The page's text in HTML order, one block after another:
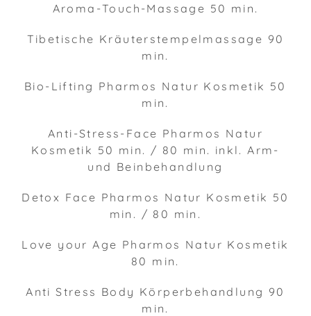
Aroma-Touch-Massage 50 min.
Tibetische Kräuterstempelmassage 90
min.
Bio-Lifting Pharmos Natur Kosmetik 50
min.
Anti-Stress-Face Pharmos Natur
Kosmetik 50 min. / 80 min. inkl. Arm-
und Beinbehandlung
Detox Face Pharmos Natur Kosmetik 50
min. / 80 min.
Love your Age Pharmos Natur Kosmetik
80 min.
Anti Stress Body Körperbehandlung 90
min.